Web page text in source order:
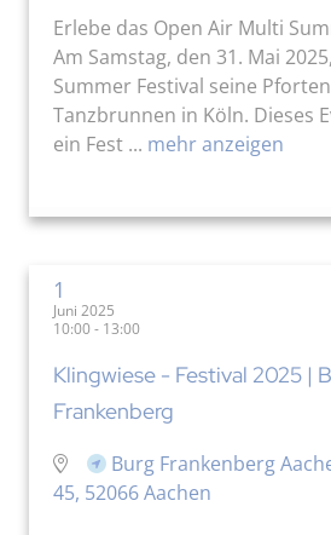
Erlebe das Open Air Multi
Am Samstag, den 31. Mai
Summer Festival seine
Tanzbrunnen in Köln. Dieses
ein Fest ... mehr anzeigen
1
Juni 2025
10:00 - 13:00
Klingwiese - Festival 2025 |
Frankenberg
Burg Frankenberg
45, 52066 Aachen